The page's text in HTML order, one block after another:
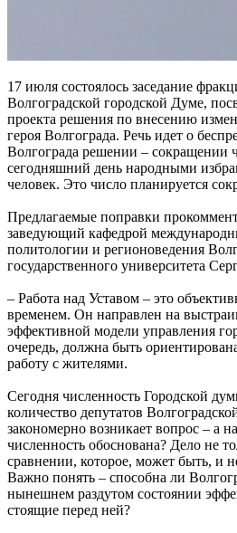
17 июля состоялось заседание
Волгоградской городской Думе,
проекта решения по внесению
героя Волгограда. Речь идет о
Волгограда решении – сокращении
сегодняшний день народными
человек. Это число планируется
Предлагаемые поправки
заведующий кафедрой
политологии и регионоведения
государственного университета
– Работа над Уставом – это
временем. Он направлен на
эффективной модели управления
очередь, должна быть
работу с жителями.
Сегодня численность Городской
количество депутатов
закономерно возникает вопрос – а
численность обоснована? Дело не
сравнении, которое, может быть, и
Важно понять – способна ли
нынешнем раздутом состоянии
стоящие перед ней?